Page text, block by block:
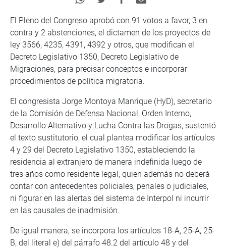
El Pleno del Congreso aprobó con 91 votos a favor, 3 en
contra y 2 abstenciones, el dictamen de los proyectos de
ley 3566, 4235, 4391, 4392 y otros, que modifican el
Decreto Legislativo 1350, Decreto Legislativo de
Migraciones, para precisar conceptos e incorporar
procedimientos de política migratoria.
El congresista Jorge Montoya Manrique (HyD), secretario
de la Comisión de Defensa Nacional, Orden Interno,
Desarrollo Alternativo y Lucha Contra las Drogas, sustentó
el texto sustitutorio, el cual plantea modificar los artículos
4 y 29 del Decreto Legislativo 1350, estableciendo la
residencia al extranjero de manera indefinida luego de
tres años como residente legal, quien además no deberá
contar con antecedentes policiales, penales o judiciales,
ni figurar en las alertas del sistema de Interpol ni incurrir
en las causales de inadmisión.
De igual manera, se incorpora los artículos 18-A, 25-A, 25-
B, del literal e) del párrafo 48.2 del artículo 48 y del